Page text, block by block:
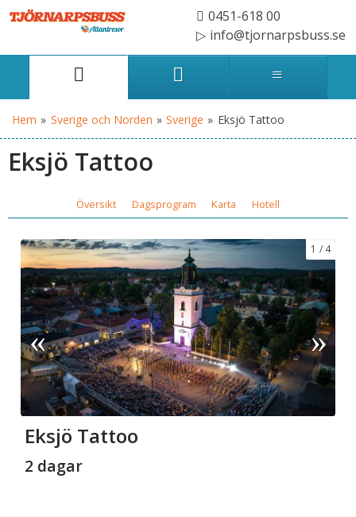
0451-618 00
info@tjornarpsbuss.se
Hem » Sverige och Norden » Sverige » Eksjö Tattoo
Eksjö Tattoo
Översikt Dagsprogram Karta Hotell
1 4
Eksjö Tattoo
2 dagar